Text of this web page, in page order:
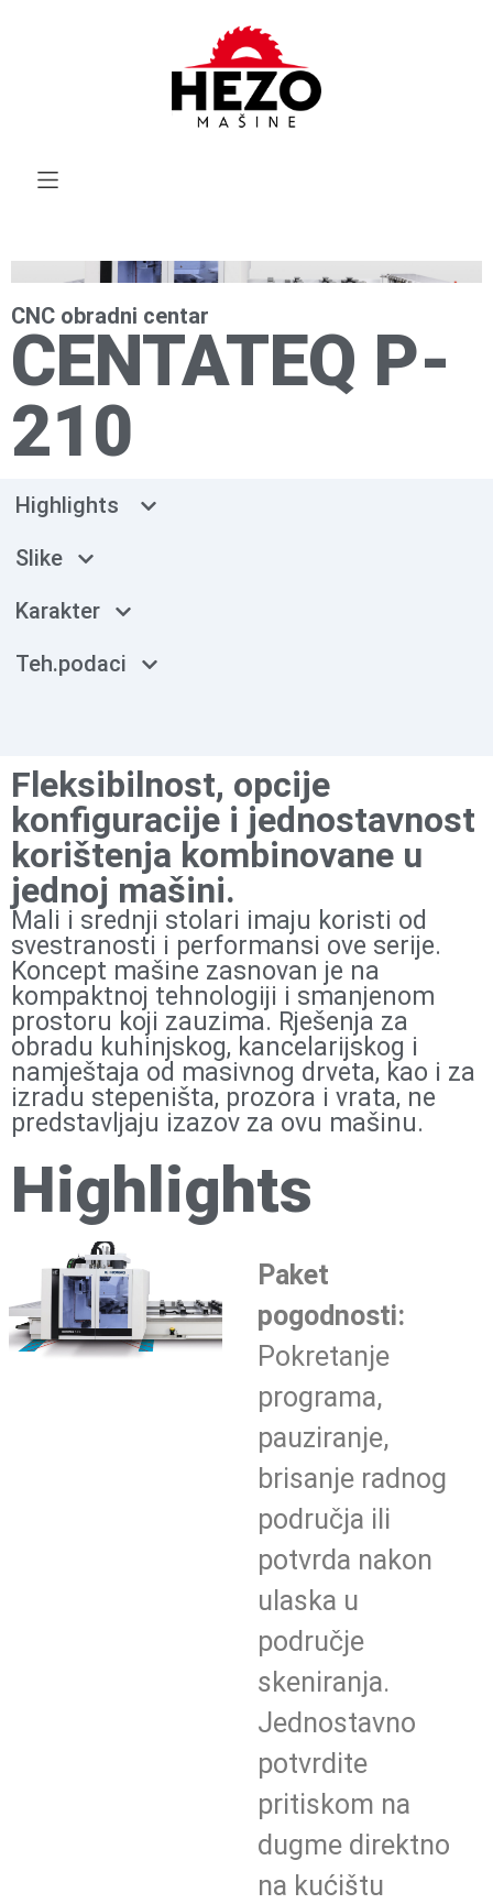
CNC obradni centar
CENTATEQ P-
210
Highlights
Slike
Karakter
Teh.podaci
Fleksibilnost, opcije
konfiguracije i jednostavnost
korištenja kombinovane u
jednoj mašini.
Mali i srednji stolari imaju koristi od
svestranosti i performansi ove serije.
Koncept mašine zasnovan je na
kompaktnoj tehnologiji i smanjenom
prostoru koji zauzima. Rješenja za
obradu kuhinjskog, kancelarijskog i
namještaja od masivnog drveta, kao i za
izradu stepeništa, prozora i vrata, ne
predstavljaju izazov za ovu mašinu.
Highlights
Paket
pogodnosti:
Pokretanje
programa,
pauziranje,
brisanje radnog
područja ili
potvrda nakon
ulaska u
područje
skeniranja.
Jednostavno
potvrdite
pritiskom na
dugme direktno
na kućištu